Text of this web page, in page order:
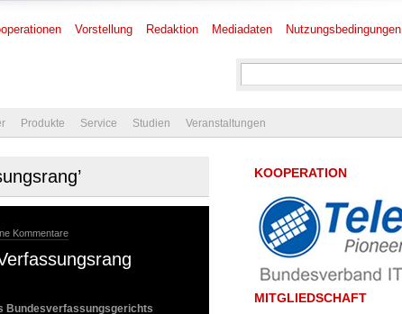
Vorstellung Redaktion Mediadaten Nutzungsbedingungen
Produkte Service Studien Veranstaltungen
Kommentare
Bundesverfassungsgerichts
KOOPERATION
MITGLIEDSCHAFT